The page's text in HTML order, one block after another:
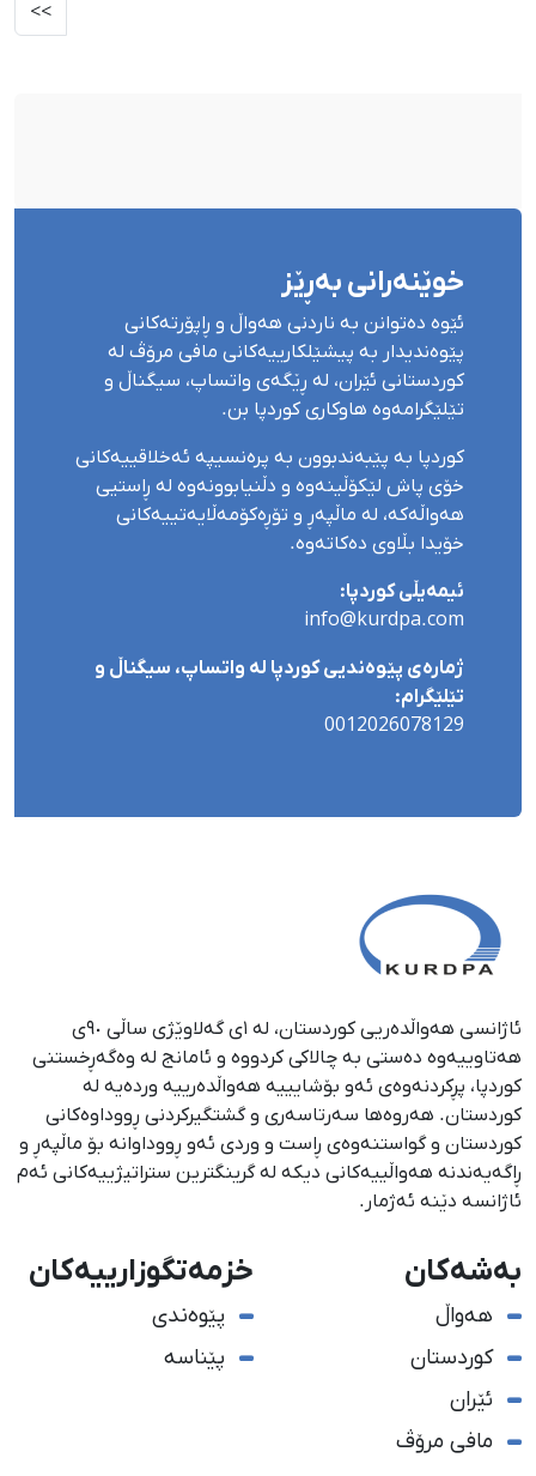
>>
خوێنەرانی بەڕێز
ئێوە دەتوانن بە ناردنی هەواڵ و ڕاپۆرتەکانی
پێوەندیدار بە پیشێلکارییەکانی مافی مرۆڤ لە
کوردستانی ئێران، لە ڕێگەی واتساپ، سیگناڵ و
تێلێگرامەوە هاوکاری کوردپا بن.
کوردپا بە پێبەندبوون بە پرەنسیپە ئەخلاقییەکانی
خۆی پاش لێکۆڵینەوە و دڵنیابوونەوە لە ڕاستیی
هەواڵەکە، لە ماڵپەڕ و تۆڕەکۆمەڵایەتییەکانی
خۆیدا بڵاوی دەکاتەوە.
ئیمەیڵی کوردپا:
info@kurdpa.com
ژمارەی پێوەندیی کوردپا لە واتساپ، سیگناڵ و
تێلێگرام:
0012026078129
ئاژانسی هەواڵدەریی کوردستان، لە ١ی گەلاوێژی ساڵی ٩٠ی
هەتاوییەوە دەستی بە چالاکی کردووە و ئامانج لە وەگەڕخستنی
كوردپا، پڕكردنەوەی ئەو بۆشایییە هەواڵدەرییە وردەیە لە
كوردستان. هەروەها سەرتاسەری و گشتگیركردنی ڕووداوەكانی
كوردستان و گواستنەوەی ڕاست و وردی ئەو ڕووداوانە بۆ ماڵپەڕ و
ڕاگەیەندنە هەواڵییەكانی دیكە لە گرینگترین ستراتیژییەكانی ئەم
ئاژانسە دێنە ئەژمار.
بەشەکان
هەواڵ
کوردستان
ئێران
مافی مرۆڤ
خزمەتگوزارییەکان
پێوەندی
پێناسە